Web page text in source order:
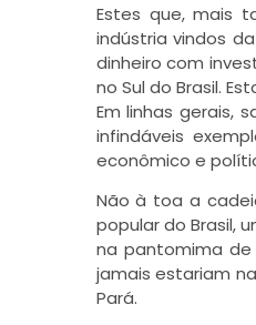
Estes que, mais
indústria vindos
dinheiro com
no Sul do Brasil.
Em linhas gerais,
infindáveis
econômico e
Não à toa a
popular do Brasil,
na pantomima de
jamais estariam
Pará.